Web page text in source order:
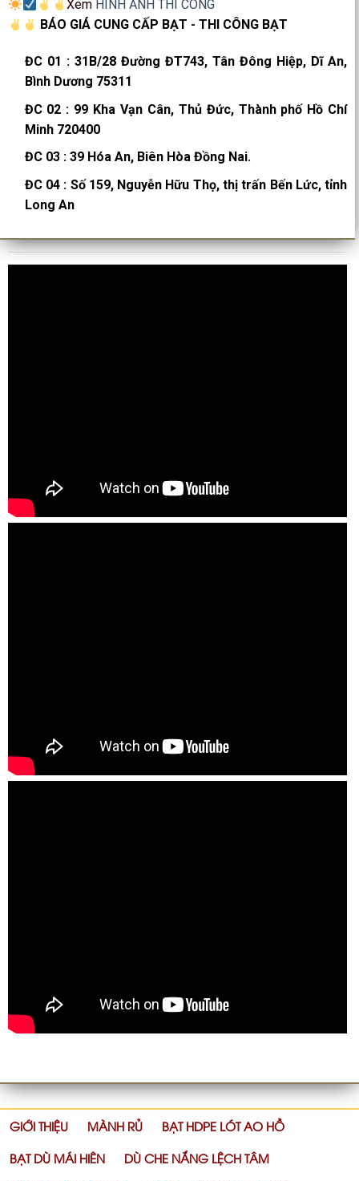
Xem HÌNH ẢNH THI CÔNG
BÁO GIÁ CUNG CẤP BẠT - THI CÔNG BẠT
ĐC 01 :31B/28 Đường ĐT743, Tân Đông Hiệp, Dĩ An,
Bình Dương 75311
ĐC 02 : 99 Kha Vạn Cân, Thủ Đức, Thành phố Hồ Chí
Minh 720400
ĐC 03 :39 Hóa An, Biên Hòa Đồng Nai.
ĐC 04 : Số 159, Nguyễn Hữu Thọ, thị trấn Bến Lức, tỉnh
Long An
GIỚI THIỆU MÀNH RỦ
BẠT HDPE LÓT AO HỒ
BẠT DÙ MÁI HIÊN
DÙ CHE NẮNG LỆCH TÂM